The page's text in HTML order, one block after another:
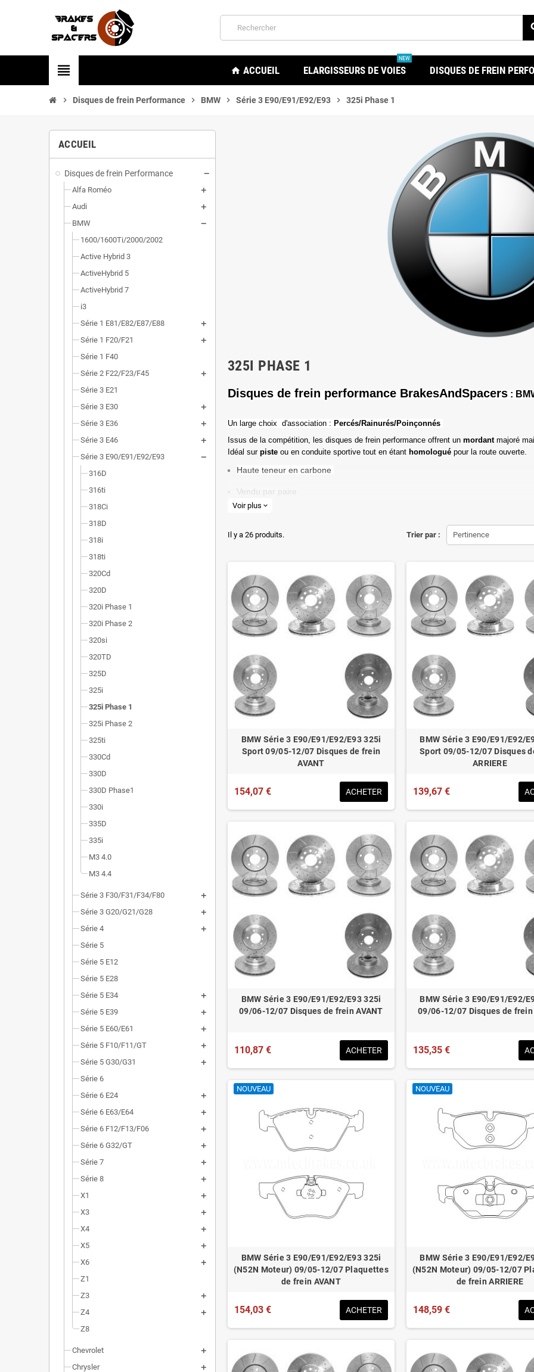
view_headline home ACCUEIL ELARGISSEURS DE VOIES
NEW
DISQUES DE FREIN
chevron_right Disques de frein Performance chevron_right BMW chevron_right Série 3 E90/E91/E92/E93 chevron_right 325i Phase 1
ACCUEIL
Disques de frein Performance
Alfa Roméo
Audi
BMW
1600/1600Ti/2000/2002
Active Hybrid 3
ActiveHybrid 5
ActiveHybrid 7
i3
Série 1 E81/E82/E87/E88
Série 1 F20/F21
Série 1 F40
Série 2 F22/F23/F45
Série 3 E21
Série 3 E30
Série 3 E36
Série 3 E46
Série 3 E90/E91/E92/E93
316D
316ti
318Ci
318D
318i
318ti
320Cd
320D
320i Phase 1
320i Phase 2
320si
320TD
325D
325i
325i Phase 1
325i Phase 2
325ti
330Cd
330D
330D Phase1
330i
335D
335i
M3 4.0
M3 4.4
Série 3 F30/F31/F34/F80
Série 3 G20/G21/G28
Série 4
Série 5
Série 5 E12
Série 5 E28
Série 5 E34
Série 5 E39
Série 5 E60/E61
Série 5 F10/F11/GT
Série 5 G30/G31
Série 6
Série 6 E24
Série 6 E63/E64
Série 6 F12/F13/F06
Série 6 G32/GT
Série 7
Série 8
X1
X3
X4
X5
X6
Z1
Z3
Z4
Z8
Chevrolet
Chrysler
325I PHASE 1
Disques de frein performance BrakesAndSpacers :
Un l arge choix d'association : Percés/Rainurés/Poinçonnés
Issus de la compétition, les disques de frein performance offrent un mordant majoré
Idéal sur piste ou en conduite sportive tout en étant homologué pour la route ouverte.
Haute teneur en carbone
Vendu par paire
Valeur de friction maximale
Dimensions d'origine respectées
Poids réduit de 20% en moyenne
Homologué pour le contrôle technique
Voir plus expand_more
Trier par : Pertinence
Il y a 26 produits.
BMW Série 3 E90/E91/E92/E93 325i
Sport 09/05-12/07 Disques de frein
AVANT
154,07 € ACHETER
BMW Série 3 E90/E91/E92/
Sport 09/05-12/07 Disques
ARRIERE
139,67 €
BMW Série 3 E90/E91/E92/E93 325i
09/06-12/07 Disques de frein AVANT
110,87 € ACHETER
BMW Série 3 E90/E91/E92/
09/06-12/07 Disques de frein
135,35 €
NOUVEAU
BMW Série 3 E90/E91/E92/E93 325i
(N52N Moteur) 09/05-12/07 Plaquettes
de frein AVANT
154,03 € ACHETER
NOUVEAU
BMW Série 3 E90/E91/E92/
(N52N Moteur) 09/05-12/07
de frein ARRIERE
148,59 €